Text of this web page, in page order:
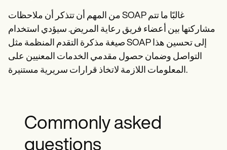
من المهم أن تتذكر أن ملاحظات SOAP غالبًا ما تتم
مشاركتها بين أعضاء فريق رعاية المريض. سيؤدي استخدام
صيغة مذكرة التقدم المنظمة مثل SOAP إلى تحسين هذا
التواصل وضمان حصول مقدمي الخدمات المعنيين على
المعلومات اللازمة لاتخاذ قرارات سريرية مستنيرة.
Commonly asked
questions